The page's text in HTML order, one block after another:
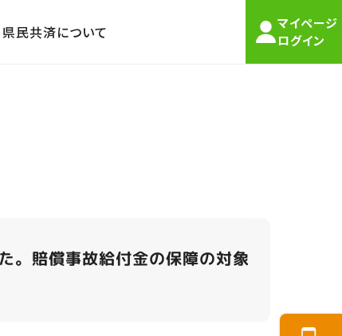
県民共済について
マイページ
ログイン
。賠償事故給付金の保障の対象